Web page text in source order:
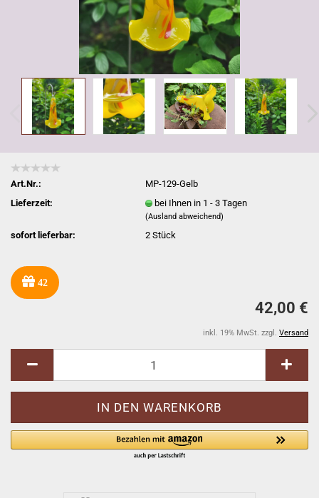
Art.Nr.:
MP-129-Gelb
Lieferzeit:
bei Ihnen in 1 - 3 Tagen
(Ausland abweichend)
sofort lieferbar: 2Stück
42
42,00 €
inkl. 19% MwSt. zzgl. Versand